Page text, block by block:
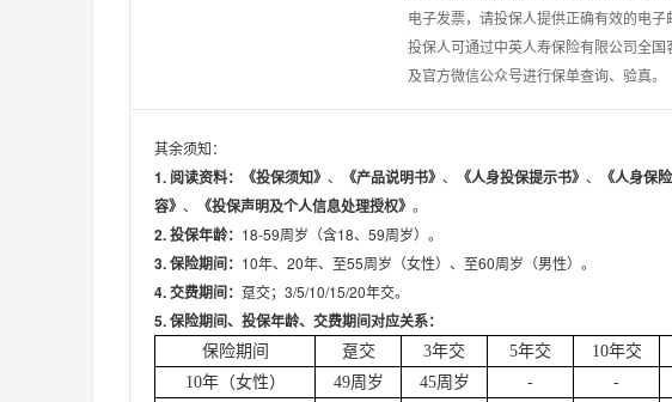
电子发票，请投保人提供正确有效的电子
投保人可通过中英人寿保险有限公司全
及官方微信公众号进行保单查询、验真。
其余须知：
1. 阅读资料： 《投保须知》 、 《产品说明书》 、 《人身投保提示书》 、 《人身保
容》 、 《投保声明及个人信息处理授权》 。
2.投保年龄： 18-59周岁（含18、59周岁）。
3.保险期间： 10年、20年、至55周岁（女性）、至60周岁（男性）。
4.交费期间： 趸交；3/5/10/15/20年交。
5.保险期间、投保年龄、交费期间对应关系：
保险期间 趸交 3年交 5年交 10年交
10年（女性）
49周岁 45周岁 - -